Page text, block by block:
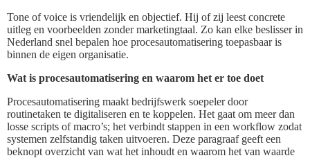
Tone of voice is vriendelijk en objectief. Hij of zij leest concrete
uitleg en voorbeelden zonder marketingtaal. Zo kan elke beslisser in
Nederland snel bepalen hoe procesautomatisering toepasbaar is
binnen de eigen organisatie.
Wat is procesautomatisering en waarom het er toe doet
Procesautomatisering maakt bedrijfswerk soepeler door
routinetaken te digitaliseren en te koppelen. Het gaat om meer dan
losse scripts of macro’s; het verbindt stappen in een workflow zodat
systemen zelfstandig taken uitvoeren. Deze paragraaf geeft een
beknopt overzicht van wat het inhoudt en waarom het van waarde